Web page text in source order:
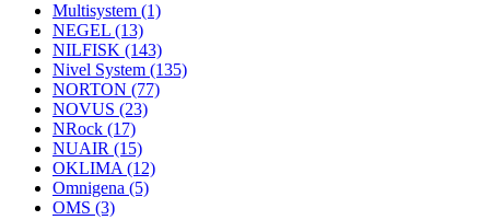
Multisystem (1)
NEGEL (13)
NILFISK (143)
Nivel System (135)
NORTON (77)
NOVUS (23)
NRock (17)
NUAIR (15)
OKLIMA (12)
Omnigena (5)
OMS (3)